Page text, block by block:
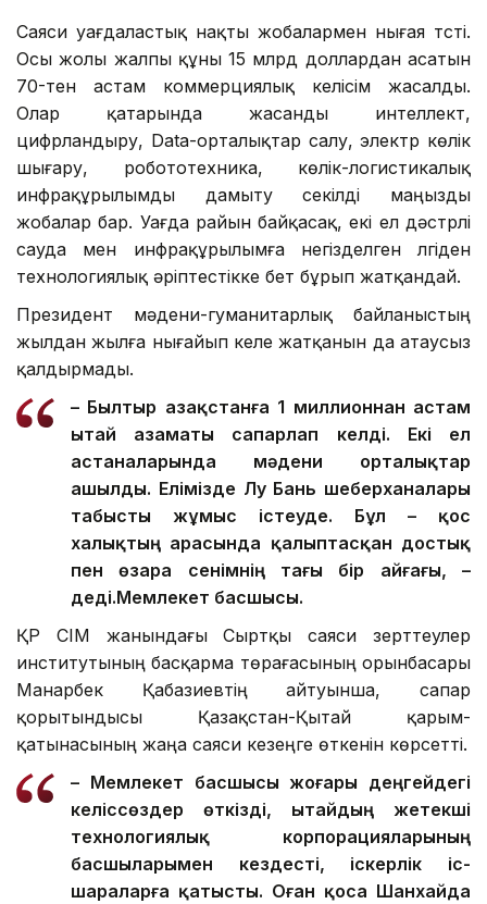
Саяси уағдаластық нақты жобалармен нығая түсті.
Осы жолы жалпы құны 15 млрд доллардан асатын
70-тен астам коммерциялық келісім жасалды.
Олар қатарында жасанды интеллект,
цифрландыру, Data-орталықтар салу, электр көлік
шығару, робототехника, көлік-логистикалық
инфрақұрылымды дамыту секілді маңызды
жобалар бар. Уағда райын байқасақ, екі ел дәстүрлі
сауда мен инфрақұрылымға негізделген үлгіден
технологиялық әріптестікке бет бұрып жатқандай.
Президент мәдени-гуманитарлық байланыстың
жылдан жылға нығайып келе жатқанын да атаусыз
қалдырмады.
– Былтыр Қазақстанға 1 миллионнан астам
Қытай азаматы сапарлап келді. Екі ел
астаналарында мәдени орталықтар
ашылды. Елімізде Лу Бань шеберханалары
табысты жұмыс істеуде. Бұл – қос
халықтың арасында қалыптасқан достық
пен өзара сенімнің тағы бір айғағы, –
деді.Мемлекет басшысы.
ҚР СІМ жанындағы Сыртқы саяси зерттеулер
институтының басқарма төрағасының орынбасары
Манарбек Қабазиевтің айтуынша, сапар
қорытындысы Қазақстан-Қытай қарым-
қатынасының жаңа саяси кезеңге өткенін көрсетті.
– Мемлекет басшысы жоғары деңгейдегі
келіссөздер өткізді, Қытайдың жетекші
технологиялық корпорацияларының
басшыларымен кездесті, іскерлік іс-
шараларға қатысты. Оған қоса Шанхайда